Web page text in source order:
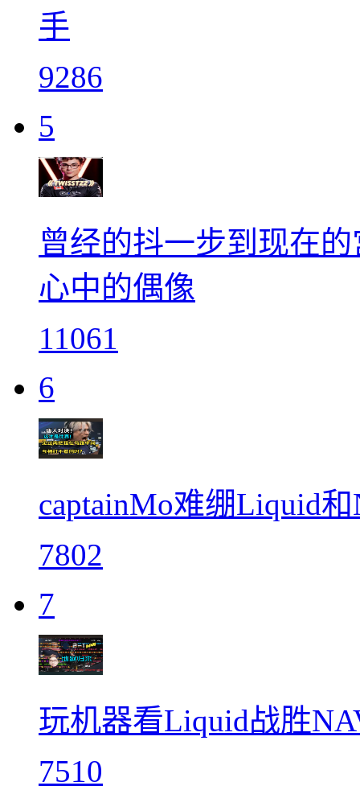
手
9286
5
曾经的抖一步到现在
心中的偶像
11061
6
captainMo难绷Liquid
7802
7
玩机器看Liquid战胜
7510